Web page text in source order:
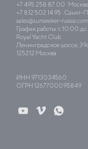
+7 495 258 87 00 Москва
+7 812 502 14 95 Санкт-
sales@sunseeker-russia.com
График работы: с 10:00
Royal Yacht Club
Ленинградское шоссе,
125212 Москва
ИНН 9713034560
ОГРН 1267700095849